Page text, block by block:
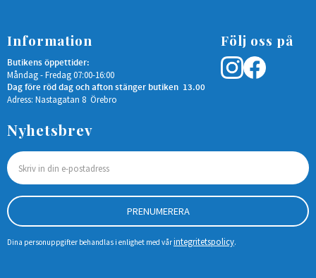
Information
Butikens öppettider:
Måndag - Fredag 07:00-16:00
Dag före röd dag och afton stänger butiken 13.00
Adress: Nastagatan 8 Örebro
Följ oss på
Nyhetsbrev
PRENUMERERA
Dina personuppgifter behandlas i enlighet med vårintegritetspolicy.